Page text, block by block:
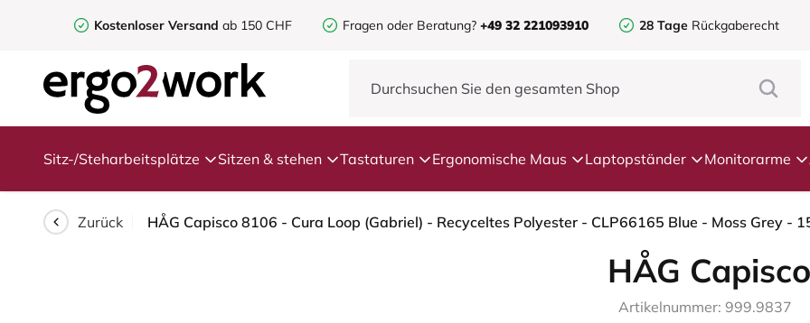
Kostenloser Versand ab 150 CHF Fragen oder Beratung? +49 32 221093910 28 Tage Rückgaberecht
Sitz-/Steharbeitsplätze Sitzen & stehen Tastaturen Ergonomische Maus Laptopständer Monitorarme
Zurück
HÅG
Artikelnummer: 999.9837